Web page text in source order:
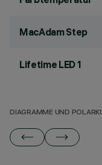
MacAdam Step
Lifetime LED 1
DIAGRAMME UND